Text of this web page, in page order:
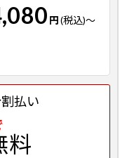
円(税込)～
払い
料